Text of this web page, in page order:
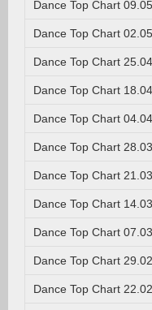
Dance Top Chart
Dance Top Chart
Dance Top Chart
Dance Top Chart
Dance Top Chart
Dance Top Chart
Dance Top Chart
Dance Top Chart
Dance Top Chart
Dance Top Chart
Dance Top Chart